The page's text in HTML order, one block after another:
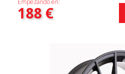
Empezando en:
188€